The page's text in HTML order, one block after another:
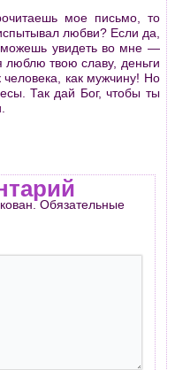
мое письмо, то
любви? Если да,
увидеть во мне —
люблю твою славу, деньги
как мужчину! Но
Так дай Бог, чтобы ты
Обязательные